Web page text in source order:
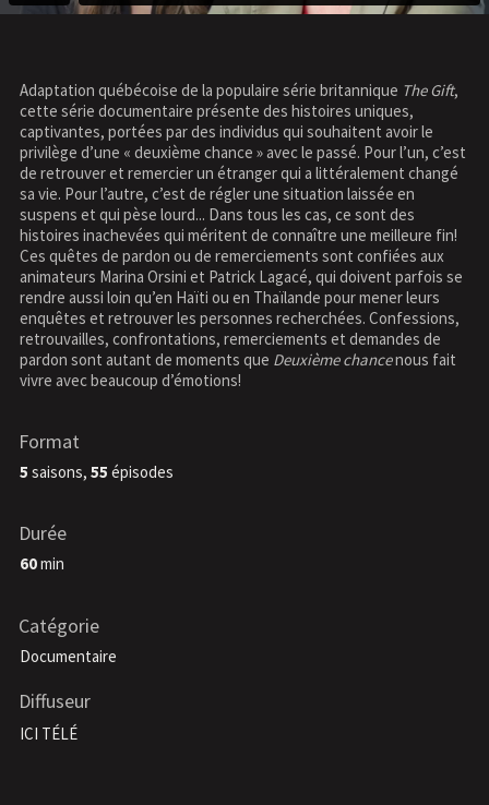
Adaptation québécoise de la populaire série britannique The Gift,
cette série documentaire présente des histoires uniques,
captivantes, portées par des individus qui souhaitent avoir le
privilège d’une « deuxième chance » avec le passé. Pour l’un, c’est
de retrouver et remercier un étranger qui a littéralement changé
sa vie. Pour l’autre, c’est de régler une situation laissée en
suspens et qui pèse lourd... Dans tous les cas, ce sont des
histoires inachevées qui méritent de connaître une meilleure fin!
Ces quêtes de pardon ou de remerciements sont confiées aux
animateurs Marina Orsini et Patrick Lagacé, qui doivent parfois se
rendre aussi loin qu’en Haïti ou en Thaïlande pour mener leurs
enquêtes et retrouver les personnes recherchées. Confessions,
retrouvailles, confrontations, remerciements et demandes de
pardon sont autant de moments que Deuxième chancenous fait
vivre avec beaucoup d’émotions!
Format
5 saisons, 55 épisodes
Durée
60min
Catégorie
Documentaire
Diffuseur
ICI TÉLÉ